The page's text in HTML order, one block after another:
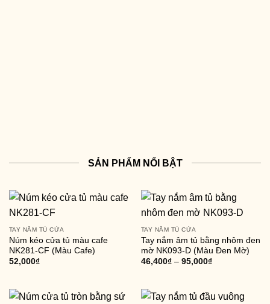
SẢN PHẨM NỔI BẬT
TAY NẮM TỦ CỬA
Núm kéo cửa tủ màu cafe
NK281-CF (Màu Cafe)
52,000₫
TAY NẮM TỦ CỬA
Tay nắm âm tủ bằng nhôm đen
mờ NK093-D (Màu Đen Mờ)
46,400₫– 95,000₫